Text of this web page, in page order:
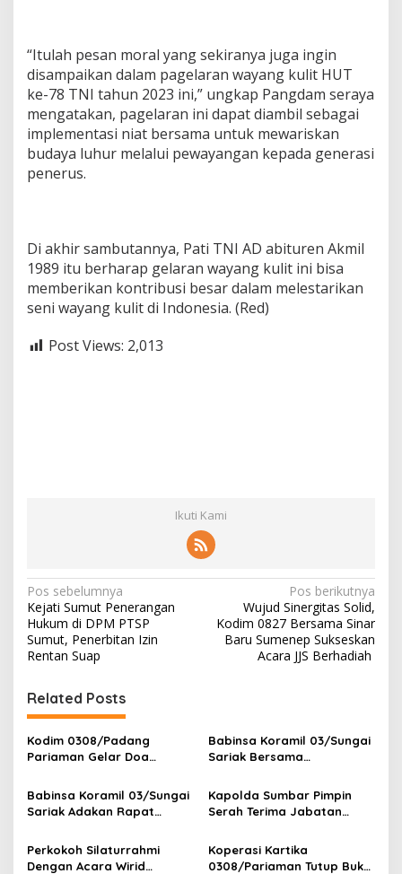
“Itulah pesan moral yang sekiranya juga ingin
disampaikan dalam pagelaran wayang kulit HUT
ke-78 TNI tahun 2023 ini,” ungkap Pangdam seraya
mengatakan, pagelaran ini dapat diambil sebagai
implementasi niat bersama untuk mewariskan
budaya luhur melalui pewayangan kepada generasi
penerus.
Di akhir sambutannya, Pati TNI AD abituren Akmil
1989 itu berharap gelaran wayang kulit ini bisa
memberikan kontribusi besar dalam melestarikan
seni wayang kulit di Indonesia. (Red)
Post Views: 2,013
Ikuti Kami
N
a
v
i
g
a
s
i
p
o
s
Pos sebelumnya
Kejati Sumut Penerangan
Hukum di DPM PTSP
Sumut, Penerbitan Izin
Rentan Suap
Pos berikutnya
Wujud Sinergitas Solid,
Kodim 0827 Bersama Sinar
Baru Sumenep Sukseskan
Acara JJS Berhadiah
Related Posts
Kodim 0308/Padang
Pariaman Gelar Doa
Kodam XX/Tuanku Imam
Bonjol
Babinsa Koramil 03/Sungai
Sariak Bersama
VII Koto Melaksanakan
Seleksi Calon Anggota
Patamuan
Babinsa Koramil 03/Sungai
Sariak Adakan Rapat
RI Ke-81 Kantor Camat VII
Koto Patamuan
Kapolda Sumbar Pimpin
Serah Terima Jabatan
Kapolres Jajaran
Perkokoh Silaturrahmi
Dengan Acara Wirid
Koperasi Kartika
0308/Pariaman Tutup Buku